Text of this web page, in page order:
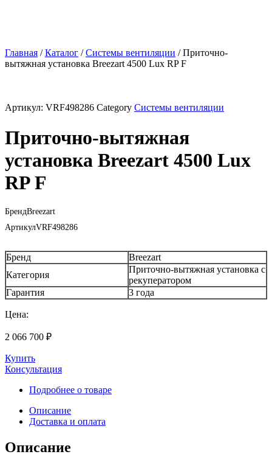
Главная /Каталог /Системы вентиляции / Приточно-
вытяжная установка Breezart 4500 Lux RP F
Артикул: VRF498286 Category Системы вентиляции
Приточно-вытяжная
установка Breezart 4500 Lux
RP F
БрендBreezart
АртикулVRF498286
Бренд
Breezart
Категория
Приточно-вытяжная установка с
рекуператором
Гарантия
3 года
Цена:
2 066 700 ₽
Купить
Консультация
Подробнее о товаре
Описание
Доставка и оплата
Описание